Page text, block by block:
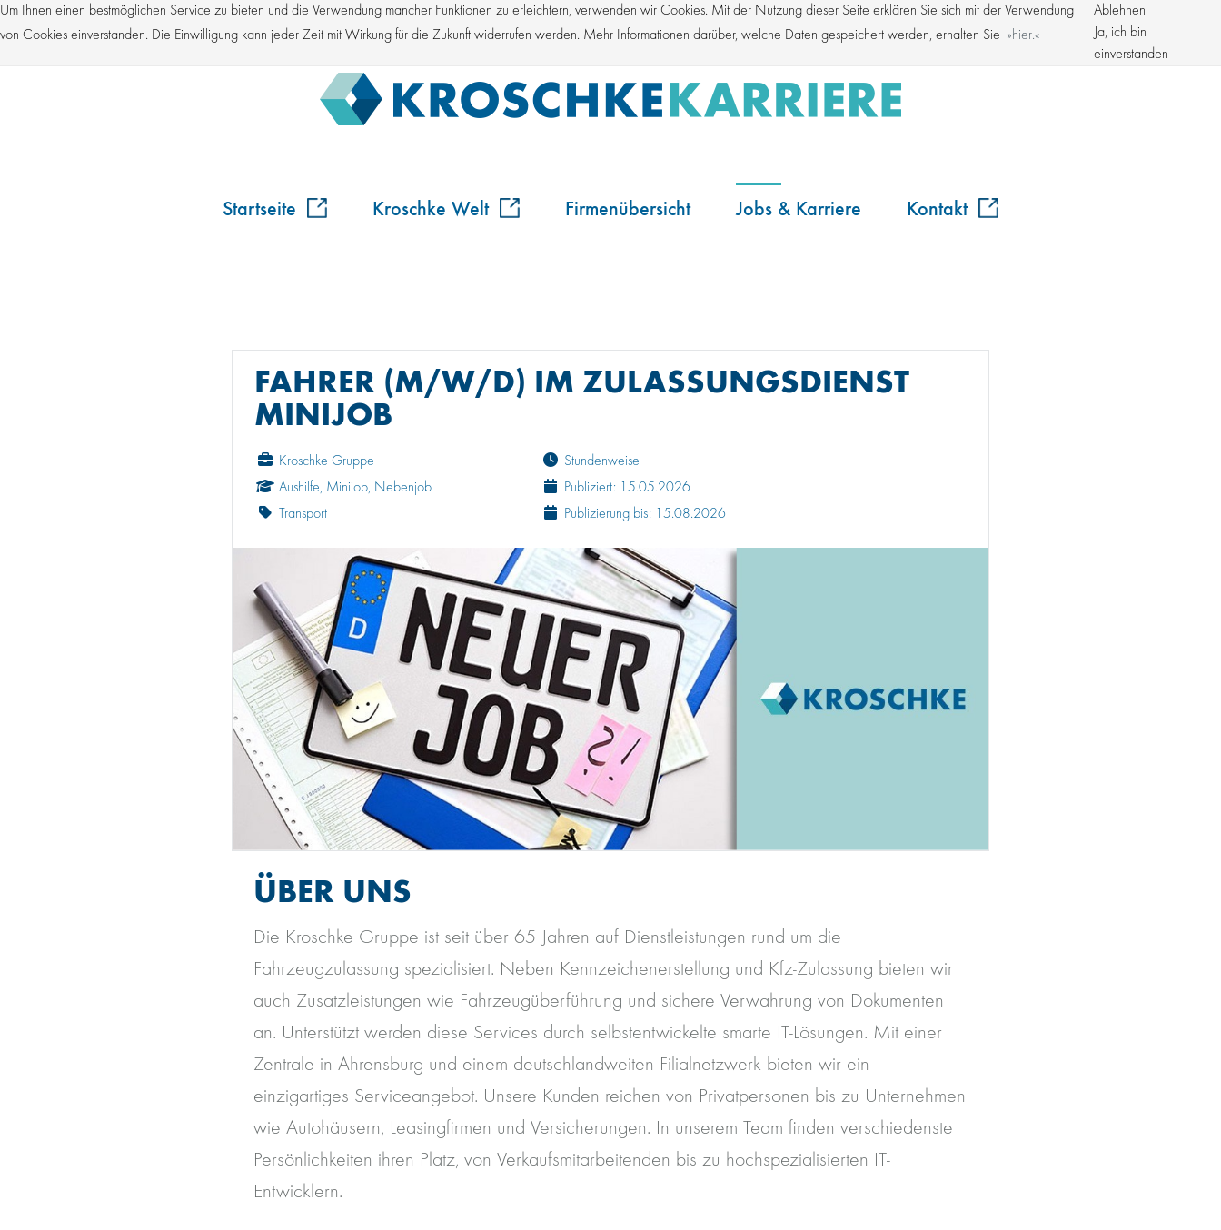
Um Ihnen einen bestmöglichen Service zu bieten und die Verwendung mancher Funktionen zu erleichtern, verwenden wir Cookies. Mit der Nutzung dieser Seite erklären Sie sich mit der Verwendung
von Cookies einverstanden. Die Einwilligung kann jeder Zeit mit Wirkung für die Zukunft widerrufen werden. Mehr Informationen darüber, welche Daten gespeichert werden, erhalten Sie
hier.
Ablehnen
Ja, ich bin
einverstanden
Kroschke Gruppe
Startseite Kroschke Welt Firmenübersicht Jobs & Karriere Kontakt
FAHRER (M/W/D) IM ZULASSUNGSDIENST
MINIJOB
Kroschke Gruppe
Aushilfe, Minijob, Nebenjob
Transport
Stundenweise
Publiziert: 15.05.2026
Publizierung bis: 15.08.2026
ÜBER UNS
Die Kroschke Gruppe ist seit über 65 Jahren auf Dienstleistungen rund um die
Fahrzeugzulassung spezialisiert. Neben Kennzeichenerstellung und Kfz-Zulassung bieten wir
auch Zusatzleistungen wie Fahrzeugüberführung und sichere Verwahrung von Dokumenten
an. Unterstützt werden diese Services durch selbstentwickelte smarte IT-Lösungen. Mit einer
Zentrale in Ahrensburg und einem deutschlandweiten Filialnetzwerk bieten wir ein
einzigartiges Serviceangebot. Unsere Kunden reichen von Privatpersonen bis zu Unternehmen
wie Autohäusern, Leasingfirmen und Versicherungen. In unserem Team finden verschiedenste
Persönlichkeiten ihren Platz, von Verkaufsmitarbeitenden bis zu hochspezialisierten IT-
Entwicklern.